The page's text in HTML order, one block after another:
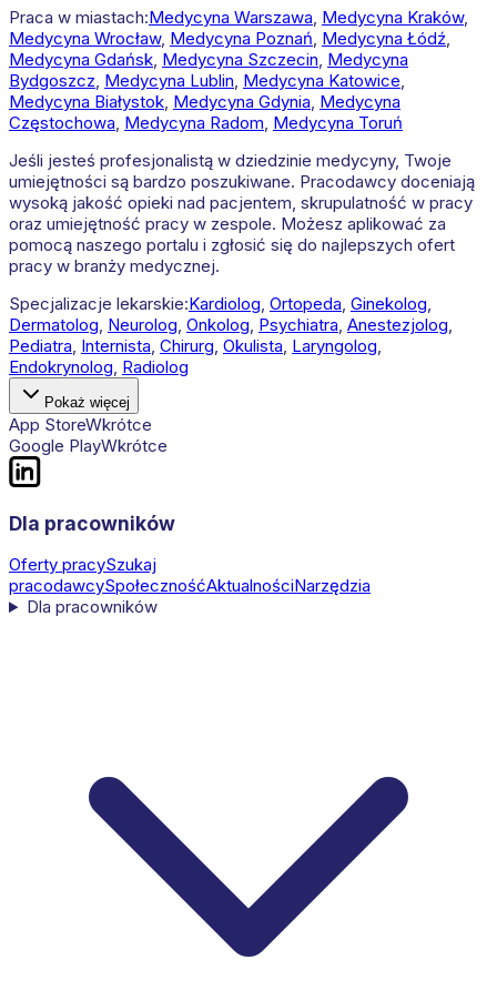
Praca w miastach:Medycyna Warszawa, Medycyna Kraków,
Medycyna Wrocław, Medycyna Poznań, Medycyna Łódź,
Medycyna Gdańsk, Medycyna Szczecin, Medycyna
Bydgoszcz, Medycyna Lublin, Medycyna Katowice,
Medycyna Białystok, Medycyna Gdynia, Medycyna
Częstochowa, Medycyna Radom, Medycyna Toruń
Jeśli jesteś profesjonalistą w dziedzinie medycyny, Twoje
umiejętności są bardzo poszukiwane. Pracodawcy doceniają
wysoką jakość opieki nad pacjentem, skrupulatność w pracy
oraz umiejętność pracy w zespole. Możesz aplikować za
pomocą naszego portalu i zgłosić się do najlepszych ofert
pracy w branży medycznej.
Specjalizacje lekarskie:Kardiolog, Ortopeda, Ginekolog,
Dermatolog, Neurolog, Onkolog, Psychiatra, Anestezjolog,
Pediatra, Internista, Chirurg, Okulista, Laryngolog,
Endokrynolog, Radiolog
Pokaż więcej
App StoreWkrótce
Google PlayWkrótce
Dla pracowników
Oferty pracySzukaj
pracodawcySpołecznośćAktualnościNarzędzia
Dla pracowników